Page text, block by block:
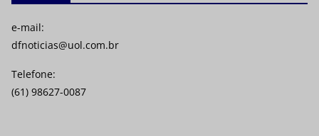
e-mail:
dfnoticias@uol.com.br
Telefone:
(61) 98627-0087